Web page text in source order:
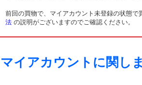
前回の買物で、マイアカウント未登録の状態で
法 の説明がございますのでご確認ください。
マイアカウントに関し